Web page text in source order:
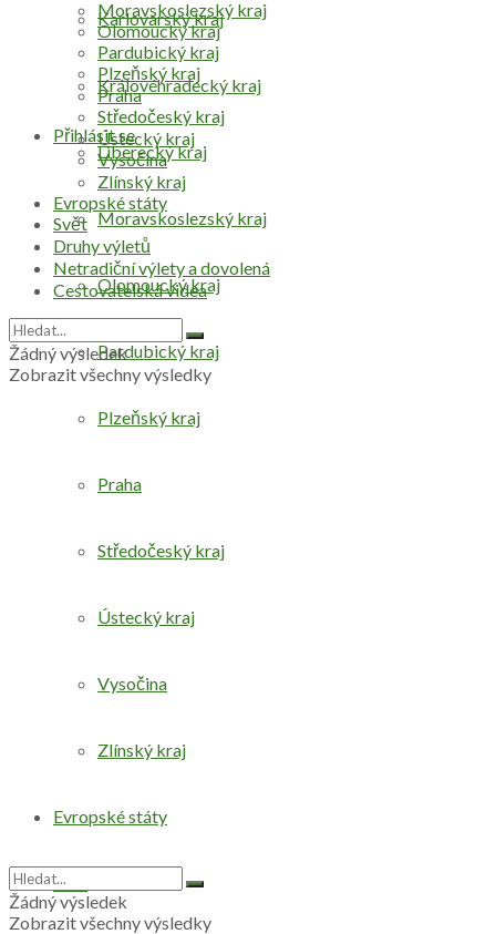
Přihlásit se
Karlovarský kraj
Královéhradecký kraj
Liberecký kraj
Moravskoslezský kraj
Olomoucký kraj
Pardubický kraj
Plzeňský kraj
Praha
Středočeský kraj
Ústecký kraj
Vysočina
Zlínský kraj
Evropské státy
Svět
Moravskoslezský kraj
Olomoucký kraj
Pardubický kraj
Plzeňský kraj
Praha
Středočeský kraj
Ústecký kraj
Vysočina
Zlínský kraj
Evropské státy
Svět
Druhy výletů
Netradiční výlety a dovolená
Cestovatelská videa
Žádný výsledek
Zobrazit všechny výsledky
Žádný výsledek
Zobrazit všechny výsledky